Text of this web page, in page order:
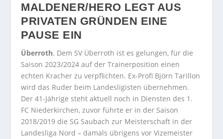
MALDENER/HERO LEGT AUS
PRIVATEN GRÜNDEN EINE
PAUSE EIN
Überroth. Dem SV Überroth ist es gelungen, für die
Saison 2023/2024 auf der Trainerposition einen
echten Kracher zu verpflichten. Ex-Profi Björn Tarillon
wird das Ruder beim Landesligisten übernehmen.
Der 41-Jährige steht aktuell noch in Diensten des 1.
FC Niederkirchen, zuvor führte er in der Saison
2018/2019 die SG Saubach zur Meisterschaft in der
Landesliga Nord – damals übrigens vor Vizemeister